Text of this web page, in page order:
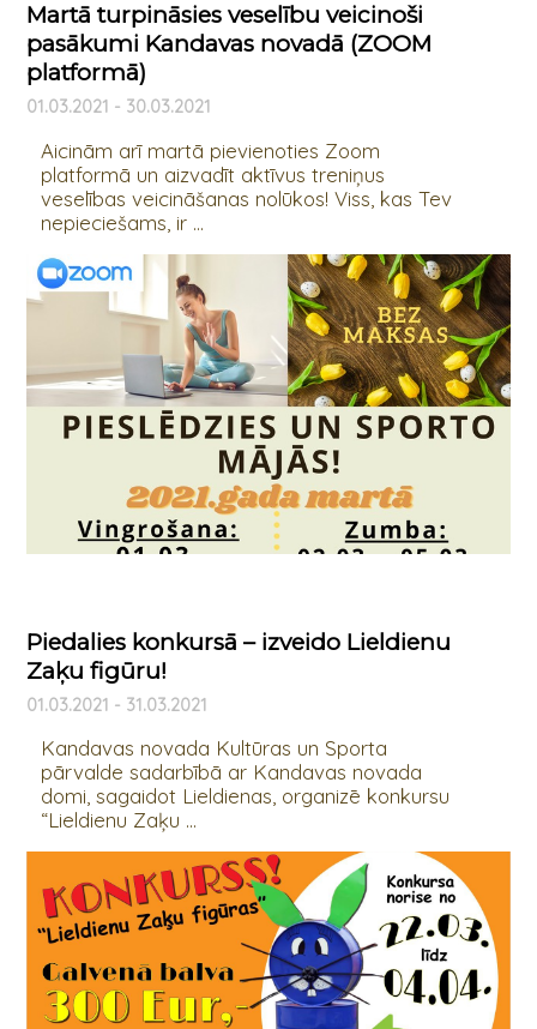
Martā turpināsies veselību veicinoši
pasākumi Kandavas novadā (ZOOM
platformā)
01.03.2021 - 30.03.2021
Aicinām arī martā pievienoties Zoom
platformā un aizvadīt aktīvus treniņus
veselības veicināšanas nolūkos! Viss, kas Tev
nepieciešams, ir ...
Piedalies konkursā – izveido Lieldienu
Zaķu figūru!
01.03.2021 - 31.03.2021
Kandavas novada Kultūras un Sporta
pārvalde sadarbībā ar Kandavas novada
domi, sagaidot Lieldienas, organizē konkursu
“Lieldienu Zaķu ...